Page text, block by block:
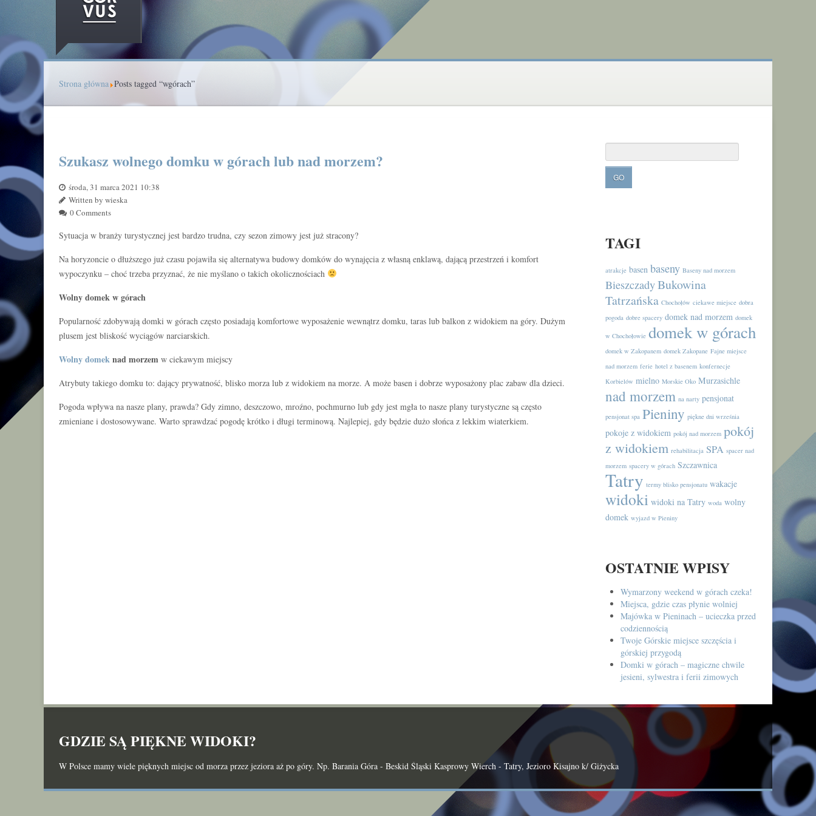
Strona główna Posts tagged “wgórach”
Szukasz wolnego domku w górach lub nad morzem?
środa, 31 marca 2021 10:38
Written by wieska
0 Comments
Sytuacja w branży turystycznej jest bardzo trudna, czy sezon zimowy jest już stracony?
Na horyzoncie o dłuższego już czasu pojawiła się alternatywa budowy domków do wynajęcia z własną enklawą, dającą przestrzeń i komfort
wypoczynku – choć trzeba przyznać, że nie myślano o takich okolicznościach
Wolny domek w górach
Popularność zdobywają domki w górach często posiadają komfortowe wyposażenie wewnątrz domku, taras lub balkon z widokiem na góry. Dużym
plusem jest bliskość wyciągów narciarskich.
Wolny domeknad morzem w ciekawym miejscy
Atrybuty takiego domku to: dający prywatność, blisko morza lub z widokiem na morze. A może basen i dobrze wyposażony plac zabaw dla dzieci.
Pogoda wpływa na nasze plany, prawda? Gdy zimno, deszczowo, mroźno, pochmurno lub gdy jest mgła to nasze plany turystyczne są często
zmieniane i dostosowywane. Warto sprawdzać pogodę krótko i długi terminową. Najlepiej, gdy będzie dużo słońca z lekkim wiaterkiem.
TAGI
atrakcje basen baseny Baseny nad morzem
BieszczadyBukowina
Tatrzańska Chochołów ciekawe miejsce dobra
pogoda dobre spacery domek nad morzem domek
w Chochołowie domek w górach
domek w Zakopanem domek Zakopane Fajne miejsce
nad morzem ferie hotel z basenem konfernecje
Korbielów mielno Morskie Oko Murzasichle
nad morzem na narty pensjonat
pensjonat spa Pieniny piękne dni września
pokoje z widokiem pokój nad morzem pokój
z widokiem rehabilitacja SPA spacer nad
morzem spacery w górach Szczawnica
Tatry termy blisko pensjonatu wakacje
widoki widoki na Tatry woda wolny
domek wyjazd w Pieniny
OSTATNIE WPISY
Wymarzony weekend w górach czeka!
Miejsca, gdzie czas płynie wolniej
Majówka w Pieninach – ucieczka przed
codziennością
Twoje Górskie miejsce szczęścia i
górskiej przygodą
Domki w górach – magiczne chwile
jesieni, sylwestra i ferii zimowych
GDZIE SĄ PIĘKNE WIDOKI?
W Polsce mamy wiele pięknych miejsc od morza przez jeziora aż po góry. Np. Barania Góra - Beskid Śląski Kasprowy Wierch - Tatry, Jezioro Kisajno k/ Giżycka